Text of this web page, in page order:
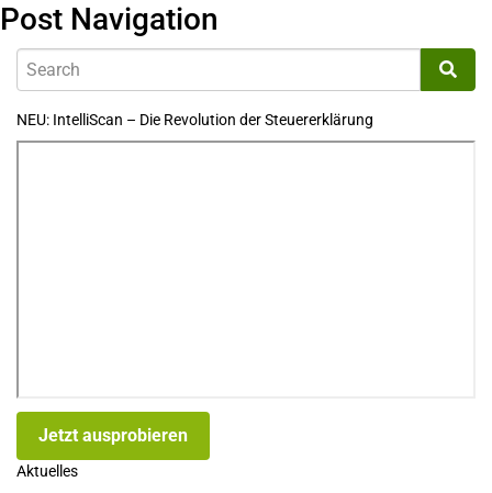
Post Navigation
NEU: IntelliScan – Die Revolution der Steuererklärung
Jetzt ausprobieren
Aktuelles